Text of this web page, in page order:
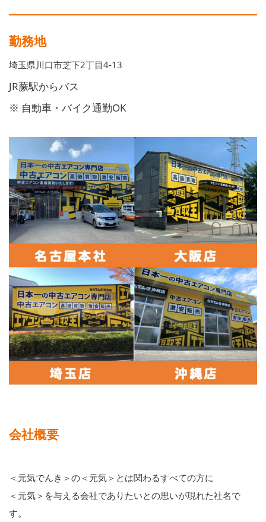
勤務地
埼玉県川口市芝下2丁目4‐13
JR蕨駅からバス
※ 自動車・バイク通勤OK
会社概要
＜元気でんき＞の＜元気＞とは関わるすべての方に
＜元気＞を与える会社でありたいとの思いが現れた社名で
す。